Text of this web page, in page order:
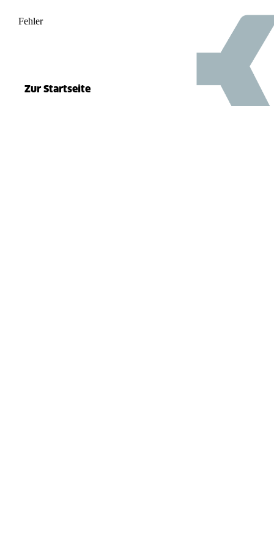
Fehler 500
Zur Startseite